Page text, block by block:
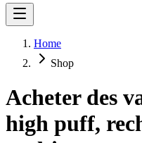
Home
Shop
Acheter des
high puff,